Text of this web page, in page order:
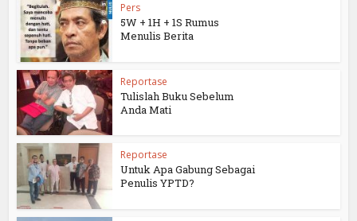
Pers
5W + 1H + 1S Rumus
Menulis Berita
Reportase
Tulislah Buku Sebelum
Anda Mati
Reportase
Untuk Apa Gabung Sebagai
Penulis YPTD?